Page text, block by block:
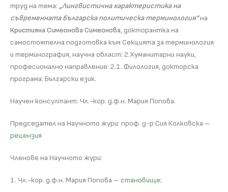
труд на тема: „Лингвистична характеристика на
съвременната българска политическа терминология“на
Кристияна Симеонова Симеонова, докторантка на
самостоятелна подготовка към Секцията за терминология
и терминография, научна област: 2.Хуманитарни науки,
професионално направление: 2.1. Филология, докторска
програма: Български език.
Научен консултант: Чл.-кор. д.ф.н. Мария Попова.
Председател на Научното жури: проф. д-р Сия Колковска –
рецензия
Членове на Научното жури:
1. Чл.-кор. д.ф.н. Мария Попова – становище;